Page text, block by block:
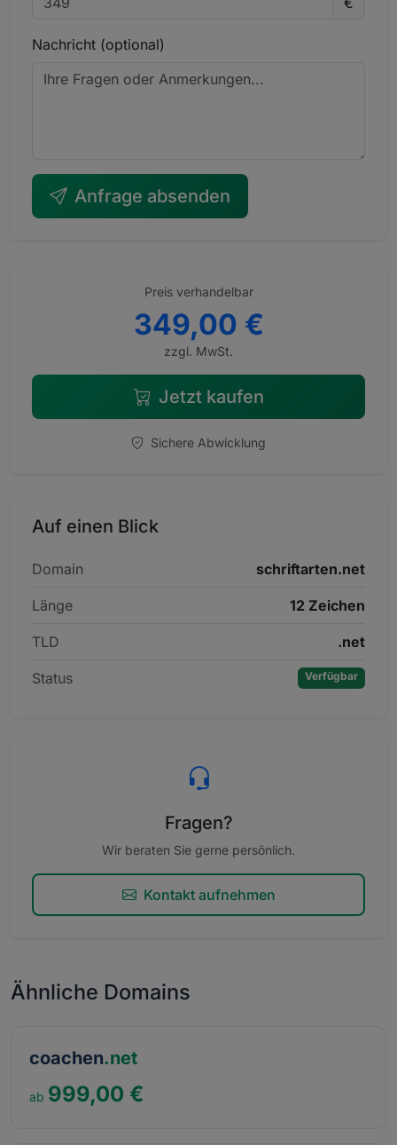
Nachricht (optional)
Anfrage absenden
Preis verhandelbar
349,00 €
zzgl. MwSt.
Jetzt kaufen
Sichere Abwicklung
Auf einen Blick
Domain schriftarten.net
Länge 12 Zeichen
TLD .net
Status Verfügbar
Fragen?
Wir beraten Sie gerne persönlich.
Kontakt aufnehmen
Ähnliche Domains
coachen.net
999,00 €